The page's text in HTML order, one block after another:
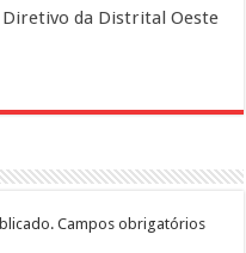
Diretivo da Distrital Oeste
Campos obrigatórios